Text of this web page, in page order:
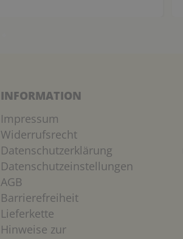
INFORMATION
Impressum
Widerrufsrecht
Datenschutzerklärung
Datenschutzeinstellungen
AGB
Barrierefreiheit
Lieferkette
Hinweise zur